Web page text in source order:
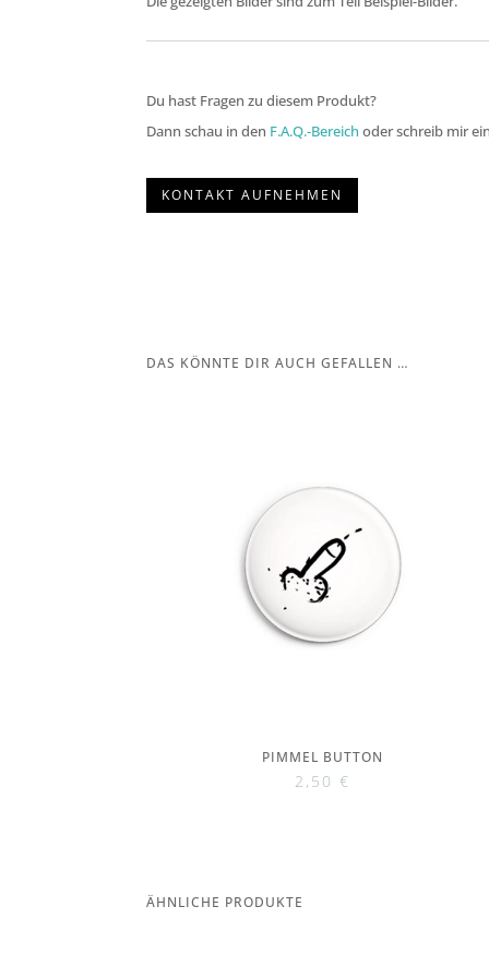
Du hast Fragen zu diesem Produkt?
Dann schau in den F.A.Q.-Bereich oder schreib mir
KONTAKT AUFNEHMEN
DAS KÖNNTE DIR AUCH GEFALLEN …
PIMMEL BUTTON
2,50€
ÄHNLICHE PRODUKTE